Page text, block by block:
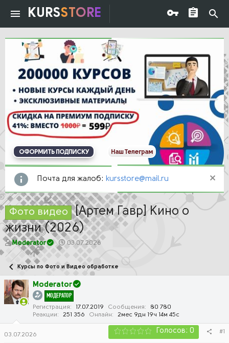
KURSSTORE
ОФОРМИТЬ ПОДПИСКУ Наш Телеграм
Почта для жалоб: kursstore@mail.ru
Фото видео [Артем Гавр] Кино о
жизни (2026)
А
т
о
р
т
е
Moderator
Д
а
а
ч
а
л
а
03.07.2026
Курсы по Фото и Видео обработке
Moderator
МОДЕРАТОР
Регистрация 17.07.2019 Сообщения
80 780
Реакции
251 356 Онлайн 2мес 9дн 19ч 14м 45с
03.07.2026 Голосов: 0 #1